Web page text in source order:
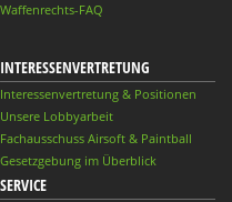
Waffenrechts-FAQ
INTERESSENVERTRETUNG
Interessenvertretung & Positionen
Unsere Lobbyarbeit
Fachausschuss Airsoft & Paintball
Gesetzgebung im Überblick
SERVICE